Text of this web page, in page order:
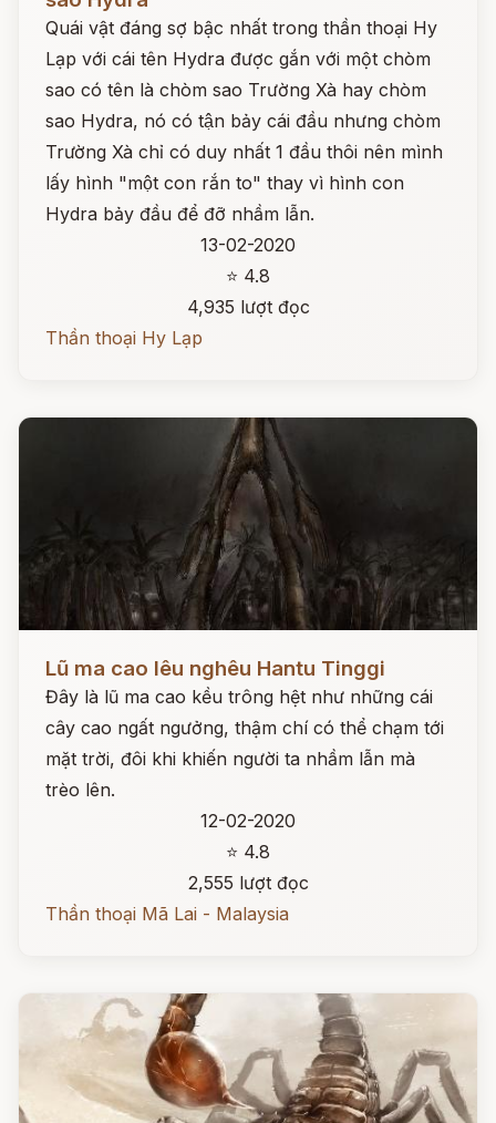
Quái vật đáng sợ bậc nhất trong thần thoại Hy
Lạp với cái tên Hydra được gắn với một chòm
sao có tên là chòm sao Trường Xà hay chòm
sao Hydra, nó có tận bảy cái đầu nhưng chòm
Trường Xà chỉ có duy nhất 1 đầu thôi nên mình
lấy hình "một con rắn to" thay vì hình con
Hydra bảy đầu để đỡ nhầm lẫn.
13-02-2020
⭐ 4.8
4,935 lượt đọc
Thần thoại Hy Lạp
Lũ ma cao lêu nghêu Hantu Tinggi
Đây là lũ ma cao kều trông hệt như những cái
cây cao ngất ngưởng, thậm chí có thể chạm tới
mặt trời, đôi khi khiến người ta nhầm lẫn mà
trèo lên.
12-02-2020
⭐ 4.8
2,555 lượt đọc
Thần thoại Mã Lai - Malaysia